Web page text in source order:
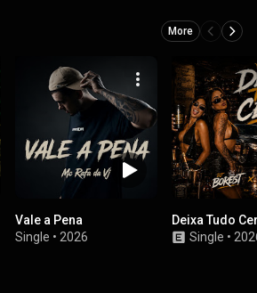
More
Vale a Pena
Single • 2026
Deixa Tudo
Single •